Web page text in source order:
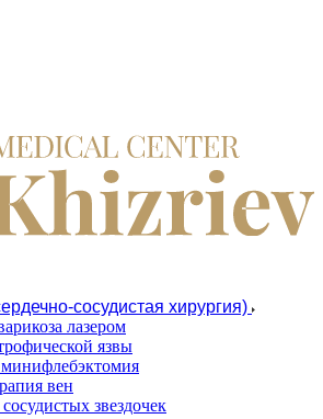
сосудистая хирургия)
лазером
язвы
минифлебэктомия
вен
звездочек